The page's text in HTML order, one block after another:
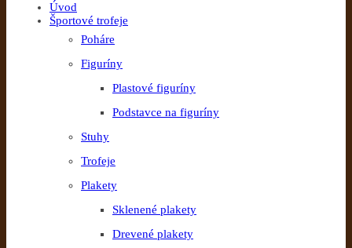
Úvod
Športové trofeje
Poháre
Figuríny
Plastové figuríny
Podstavce na figuríny
Stuhy
Trofeje
Plakety
Sklenené plakety
Drevené plakety